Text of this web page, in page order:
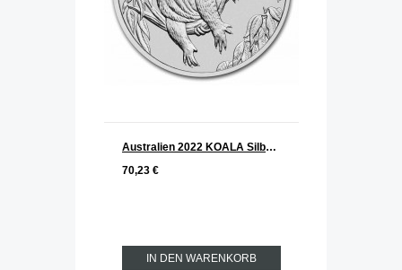
Australien 2022 KOALA Silber 1 oz
70,23 €
IN DEN WARENKORB